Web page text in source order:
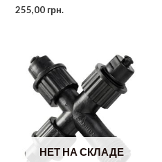
255,00 грн.
НЕТ НА СКЛАДЕ